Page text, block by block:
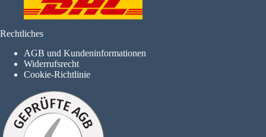
Rechtliches
AGB und Kundeninformationen
Widerrufsrecht
Cookie-Richtlinie